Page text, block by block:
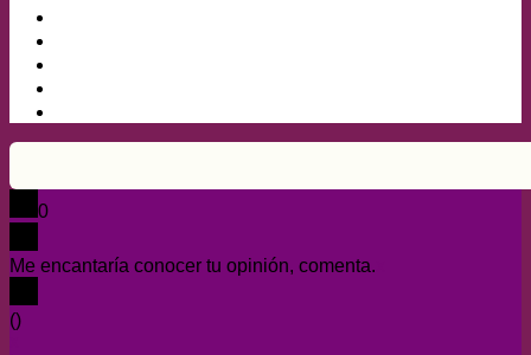
0
Me encantaría conocer tu opinión, comenta.
()